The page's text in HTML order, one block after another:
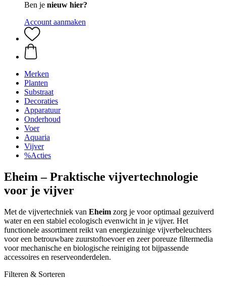
Ben je nieuw hier?
Account aanmaken
Merken
Planten
Substraat
Decoraties
Apparatuur
Onderhoud
Voer
Aquaria
Vijver
%Acties
Eheim – Praktische vijvertechnologie
voor je vijver
Met de vijvertechniek van Eheim zorg je voor optimaal gezuiverd
water en een stabiel ecologisch evenwicht in je vijver. Het
functionele assortiment reikt van energiezuinige vijverbeleuchters
voor een betrouwbare zuurstoftoevoer en zeer poreuze filtermedia
voor mechanische en biologische reiniging tot bijpassende
accessoires en reserveonderdelen.
Filteren & Sorteren